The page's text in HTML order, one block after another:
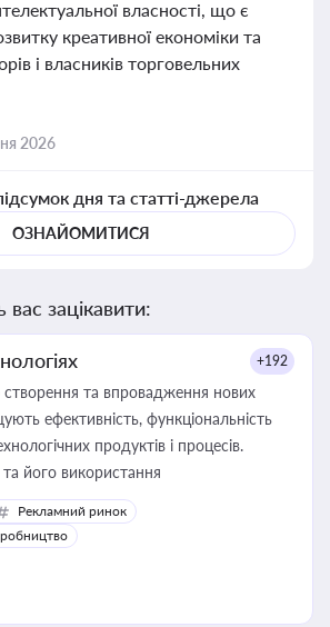
власності, що є
креативної економіки та
і власників торговельних
2026
дня та статті-джерела
ОЗНАЙОМИТИСЯ
зацікавити:
+192
та впровадження нових
ефективність, функціональність
продуктів і процесів.
його використання
Рекламний ринок